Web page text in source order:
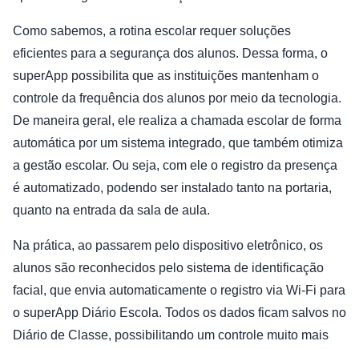
Como sabemos, a rotina escolar requer soluções
eficientes para a segurança dos alunos. Dessa forma, o
superApp possibilita que as instituições mantenham o
controle da frequência dos alunos por meio da tecnologia.
De maneira geral, ele realiza a chamada escolar de forma
automática por um sistema integrado, que também otimiza
a gestão escolar. Ou seja, com ele o registro da presença
é automatizado, podendo ser instalado tanto na portaria,
quanto na entrada da sala de aula.
Na prática, ao passarem pelo dispositivo eletrônico, os
alunos são reconhecidos pelo sistema de identificação
facial, que envia automaticamente o registro via Wi-Fi para
o superApp Diário Escola. Todos os dados ficam salvos no
Diário de Classe, possibilitando um controle muito mais